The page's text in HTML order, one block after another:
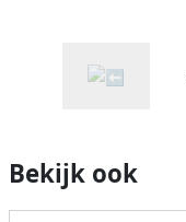
Bekijk ook